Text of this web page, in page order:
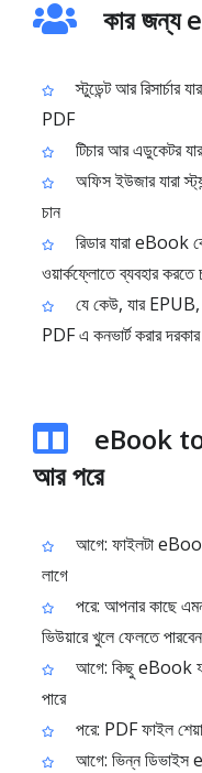
কার জন্য
স্টুডেন্ট আর
PDF
টিচার আর এডুকেটর
অফিস ইউজার যারা
চান
রিডার যারা eBook
ওয়ার্কফ্লোতে ব্যবহার করতে
যে কেউ, যার
PDF এ কনভার্ট করার দরকার
eBook to
আর পরে
আগে: ফাইলটা
লাগে
পরে: আপনার কাছে
ভিউয়ারে খুলে ফেলতে পারবেন
আগে: কিছু eBook
পারে
পরে: PDF ফাইল
আগে: ভিন্ন ডিভাইস